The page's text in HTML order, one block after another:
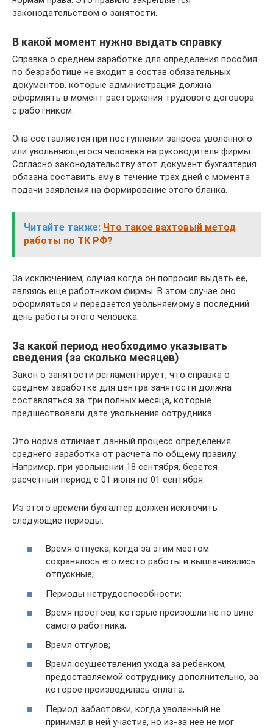
законодательством о занятости.
В какой момент нужно выдать справку
Справка о среднем заработке для определения пособия
по безработице не входит в состав обязательных
документов, которые администрация должна
оформлять в момент расторжения трудового договора
с работником.
Она составляется при поступлении запроса уволенного
или увольняющегося человека на руководителя фирмы.
Согласно законодательству этот документ бухгалтерия
обязана составить ему в течение трех дней с момента
подачи заявления на формирование этого бланка.
Читайте также: Что такое вахтовый метод
работы по ТК РФ?
За исключением, случая когда он попросил выдать ее,
являясь еще работником фирмы. В этом случае оно
оформляться и передается увольняемому в последний
день работы этого человека.
За какой период необходимо указывать
сведения (за сколько месяцев)
Закон о занятости регламентирует, что справка о
среднем заработке для центра занятости должна
составляться за три полных месяца, которые
предшествовали дате увольнения сотрудника.
Это норма отличает данный процесс определения
среднего заработка от расчета по общему правилу.
Например, при увольнении 18 сентября, берется
расчетный период с 01 июня по 01 сентября.
Из этого времени бухгалтер должен исключить
следующие периоды:
Время отпуска, когда за этим местом
сохранялось его место работы и выплачивались
отпускные;
Периоды нетрудоспособности;
Время простоев, которые произошли не по вине
самого работника;
Время отгулов;
Время осуществления ухода за ребенком,
предоставляемой сотруднику дополнительно, за
которое производилась оплата;
Период забастовки, когда уволенный не
принимал в ней участие, но из-за нее не мог